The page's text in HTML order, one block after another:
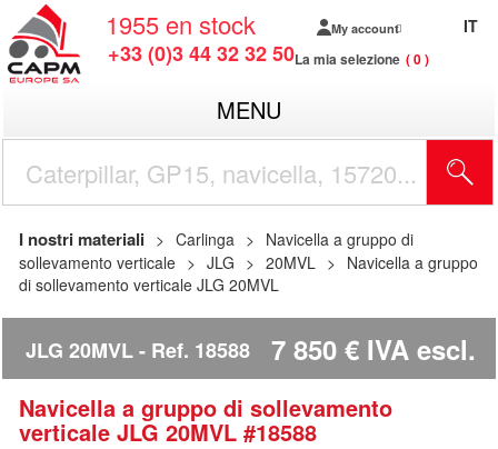
1955 en stock
+33 (0)3 44 32 32 50
My account
La mia selezione 0
IT
MENU
I nostri materiali Carlinga
Navicella a gruppo di
sollevamento verticale
JLG 20MVL
Navicella a gruppo
di sollevamento verticale JLG 20MVL
JLG 20MVL Ref. 18588 7 850 € IVA escl.
Navicella a gruppo di sollevamento
verticale JLG 20MVL #18588